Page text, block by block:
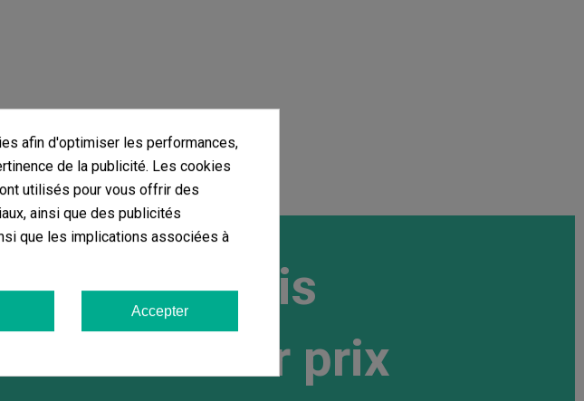
des engrais
au meilleur prix
afin d'optimiser les performances,
de la publicité. Les cookies
utilisés pour vous offrir des
ainsi que des publicités
que les implications associées à
Accepter